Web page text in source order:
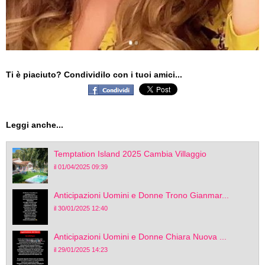
Ti è piaciuto? Condividilo con i tuoi amici...
Leggi anche...
Temptation Island 2025 Cambia Villaggio
il 01/04/2025 09:39
Anticipazioni Uomini e Donne Trono Gianmar...
il 30/01/2025 12:40
Anticipazioni Uomini e Donne Chiara Nuova ...
il 29/01/2025 14:23